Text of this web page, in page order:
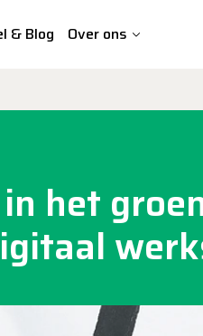
& Blog Over ons
het